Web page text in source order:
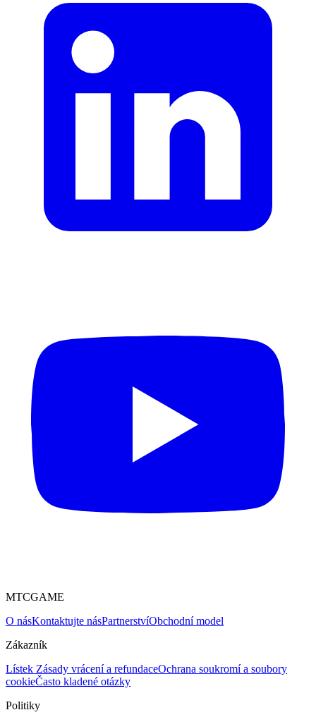
MTCGAME
O násKontaktujte násPartnerstvíObchodní model
Zákazník
Lístek Zásady vrácení a refundaceOchrana soukromí a soubory
cookieČasto kladené otázky
Politiky